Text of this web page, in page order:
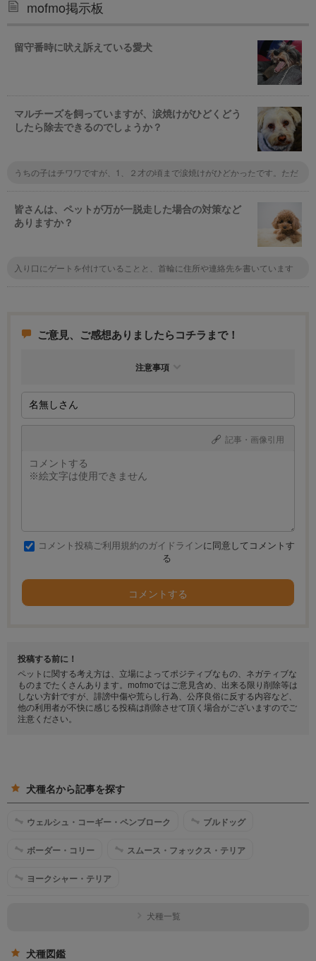
mofmo掲示板
留守番時に吠え訴えている愛犬
マルチーズを飼っていますが、涙焼けがひどくどう
したら除去できるのでしょうか？
うちの子はチワワですが、1、２才の頃まで涙焼けがひどかったです。ただ
その後ずっと涙焼けしなくなりました。
皆さんは、ペットが万が一脱走した場合の対策など
ありますか？
入り口にゲートを付けていることと、首輪に住所や連絡先を書いています
なんでしょうけど。
ご意見、ご感想ありましたらコチラまで！
注意事項
記事・画像引用
コメント投稿ご利用規約のガイドラインに同意してコメントす
る
コメントする
投稿する前に！
ペットに関する考え方は、立場によってポジティブなもの、ネガティブな
ものまでたくさんあります。mofmoではご意見含め、出来る限り削除等は
しない方針ですが、誹謗中傷や荒らし行為、公序良俗に反する内容など、
他の利用者が不快に感じる投稿は削除させて頂く場合がございますのでご
注意ください。
犬種名から記事を探す
ウェルシュ・コーギー・ペンブローク ブルドッグ
ボーダー・コリー スムース・フォックス・テリア
ヨークシャー・テリア
犬種一覧
犬種図鑑